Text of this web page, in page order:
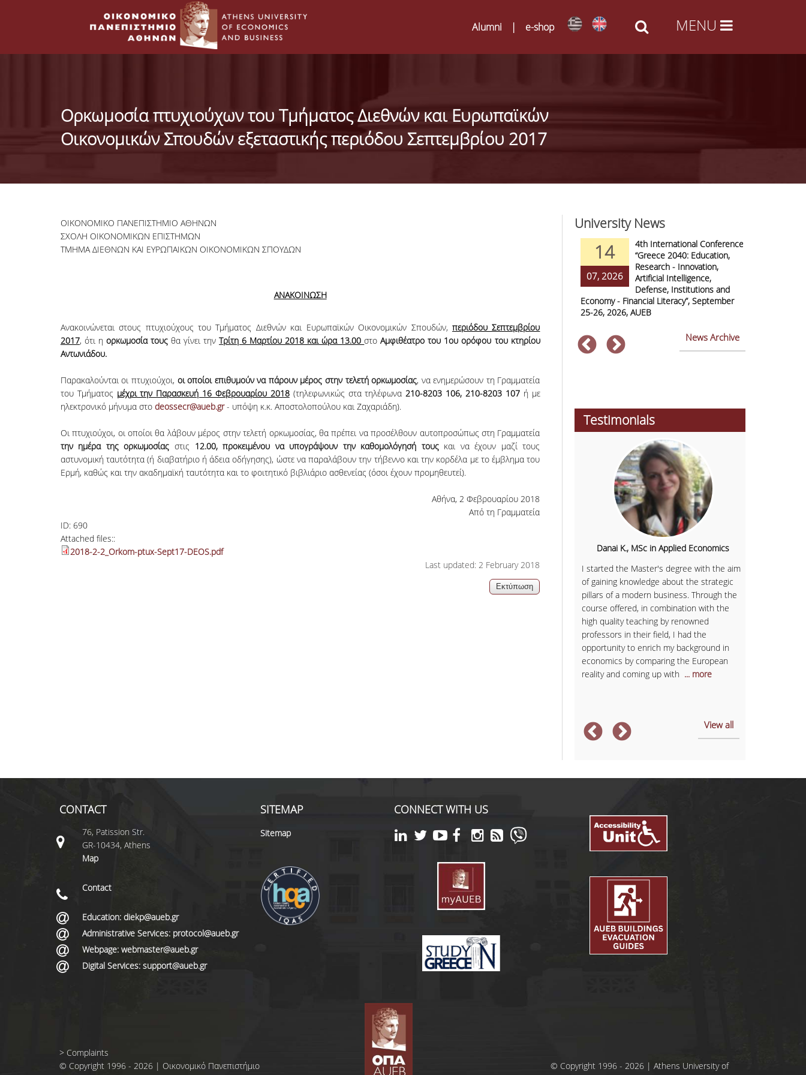
Alumni | e-shop
Ορκωμοσία πτυχιούχων του Τμήματος Διεθνών και Ευρωπαϊκών
Οικονομικών Σπουδών εξεταστικής περιόδου Σεπτεμβρίου 2017
ΟΙΚΟΝΟΜΙΚΟ ΠΑΝΕΠΙΣΤΗΜΙΟ ΑΘΗΝΩΝ
ΣΧΟΛΗ ΟΙΚΟΝΟΜΙΚΩΝ ΕΠΙΣΤΗΜΩΝ
ΤΜΗΜΑ ΔΙΕΘΝΩΝ ΚΑΙ ΕΥΡΩΠΑΙΚΩΝ ΟΙΚΟΝΟΜΙΚΩΝ ΣΠΟΥΔΩΝ
ΑΝΑΚΟΙΝΩΣΗ
Ανακοινώνεται στους πτυχιούχους του Τμήματος Διεθνών και Ευρωπαϊκών Οικονομικών Σπουδών,περιόδου Σεπτεμβρίου
2017, ότι η ορκωμοσία τουςθα γίνει τηνΤρίτη 6 Μαρτίου 2018 και ώρα 13.00στοΑμφιθέατρο του 1ου ορόφου του κτηρίου
Αντωνιάδου.
Παρακαλούνται οι πτυχιούχοι, οι οποίοι επιθυμούν να πάρουν μέρος στην τελετή ορκωμοσίας, να ενημερώσουν τη Γραμματεία
του Τμήματος μέχρι την Παρασκευή 16 Φεβρουαρίου 2018 (τηλεφωνικώς στα τηλέφωνα210-8203 106, 210-8203 107ή με
ηλεκτρονικό μήνυμα στο deossecr@aueb.gr- υπόψη κ.κ. Αποστολοπούλου και Ζαχαριάδη).
Οι πτυχιούχοι, οι οποίοι θα λάβουν μέρος στην τελετή ορκωμοσίας, θα πρέπει να προσέλθουν αυτοπροσώπως στη Γραμματεία
την ημέρα της ορκωμοσίας στις 12.00, προκειμένου να υπογράψουν την καθομολόγησή τους και να έχουν μαζί τους
αστυνομική ταυτότητα (ή διαβατήριο ή άδεια οδήγησης), ώστε να παραλάβουν την τήβεννο και την κορδέλα με το έμβλημα του
Ερμή, καθώς και την ακαδημαϊκή ταυτότητα και το φοιτητικό βιβλιάριο ασθενείας (όσοι έχουν προμηθευτεί).
Αθήνα, 2 Φεβρουαρίου 2018
Από τη Γραμματεία
ID: 690
Attached files::
2018-2-2_Orkom-ptux-Sept17-DEOS.pdf
Last updated: 2 February 2018
University News
14
07, 2026
4th International Conference
“Greece 2040: Education,
Research - Innovation,
Artificial Intelligence,
Defense, Institutions and
Economy - Financial Literacy”, September
25-26, 2026, AUEB
News Archive
Testimonials
Looking for a career change, the i-MBA
equipped me with all I need to know to
land a great job and grow professionally.
Danai K., MSc in Applied Economics
I started the Master's degree with the aim
of gaining knowledge about the strategic
pillars of a modern business. Through the
course offered, in combination with the
high quality teaching by renowned
professors in their field, I had the
opportunity to enrich my background in
economics by comparing the European
reality and coming up with ... more
View all
CONTACT
76, Patission Str.
GR-10434, Athens
Map
Contact
Education: diekp@aueb.gr
Administrative Services: protocol@aueb.gr
Webpage: webmaster@aueb.gr
Digital Services: support@aueb.gr
SITEMAP
Sitemap
CONNECT WITH US
> Complaints
© Copyright 1996 - 2026 | Οικονομικό Πανεπιστήμιο
© Copyright 1996 - 2026 | Athens University of